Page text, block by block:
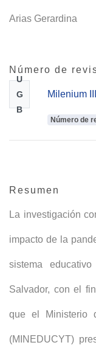
Arias Gerardina
Número de
U
G
B
Milenium
Número de
Resumen
La investigación
impacto de la
sistema
Salvador, con el
que el Ministerio
(MINEDUCYT)